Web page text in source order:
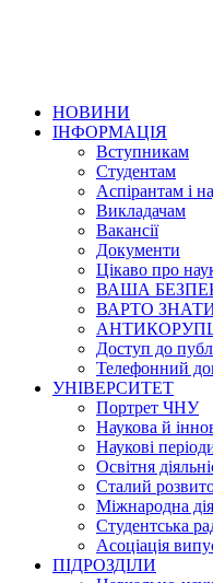
НОВИНИ
ІНФОРМАЦІЯ
Вступникам
Студентам
Аспірантам і
Викладачам
Вакансії
Документи
Цікаво про
ВАША
ВАРТО
Доступ до
Телефонний
УНІВЕРСИТЕТ
Портрет ЧНУ
Наукова й
Наукові
Освітня
Сталий
Міжнародна
Студентська
Асоціація
ПІДРОЗДІЛИ